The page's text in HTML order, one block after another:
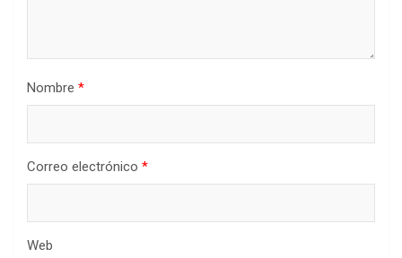
Nombre *
Correo electrónico *
Web